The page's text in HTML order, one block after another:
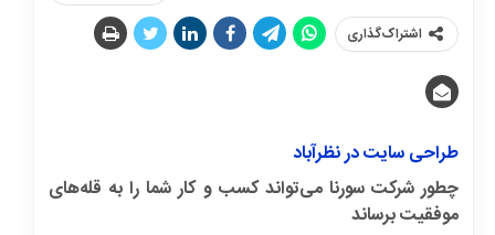
اشتراک‌گذاری
طراحی سایت در نظرآباد
چطور شرکت سورنا می‌تواند کسب و کار شما را به قله‌های
موفقیت برساند